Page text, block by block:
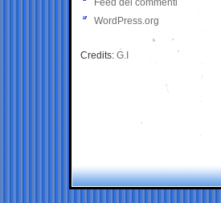
Feed dei commenti
WordPress.org
Credits: G.I